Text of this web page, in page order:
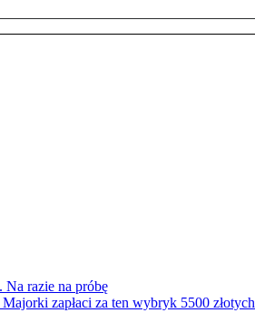
razie na próbę
zapłaci za ten wybryk 5500 złotych